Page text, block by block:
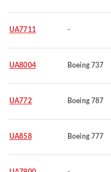
UA7711 -
UA8004 Boeing 737
UA772 Boeing 787
UA858 Boeing 777